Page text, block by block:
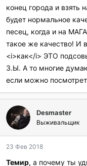
конец города и взять
будет нормальное
песец, когда и на
такое же качество! И
<i>как</i> ЭТО
З.Ы. А то многие
если можно
Desmaster
Выживальщик
23 Фев 2018
Темир, а почему ты